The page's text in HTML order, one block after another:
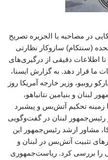
در مصاحبه با الجزیره تصریح
(سنتکام) سازوکار نظارتی
اطلاعات دقیقی از درگیری‌های
ما قرار دهد. به گزارش ایسنا،
روبیو، وزیر خارجه آمریکا روز
و بنیامین نتانیاهو،
زمینه تحکیم آتش‌بس و پیشبرد
رئیس‌جمهور لبنان در گفت‌وگویی
مشاور ارشد رئیس‌جمهور این
تثبیت آتش‌بس در لبنان و
را بررسی کرد. ریاست‌جمهوری